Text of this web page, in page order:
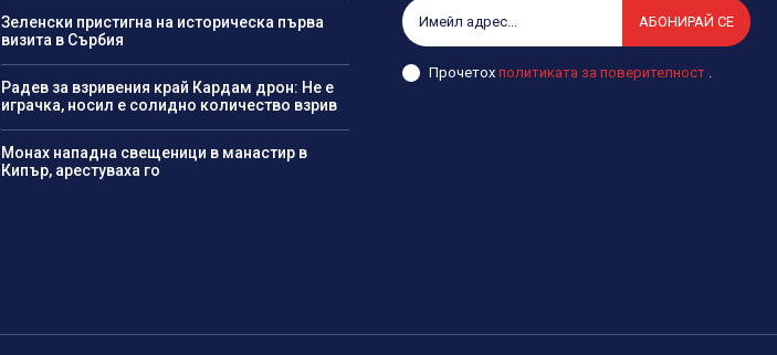
Зеленски пристигна на историческа първа
визита в Сърбия
Радев за взривения край Кардам дрон: Не е
играчка, носил е солидно количество взрив
Монах нападна свещеници в манастир в
Кипър, арестуваха го
АБОНИРАЙ СЕ
Прочетохполитиката за поверителност